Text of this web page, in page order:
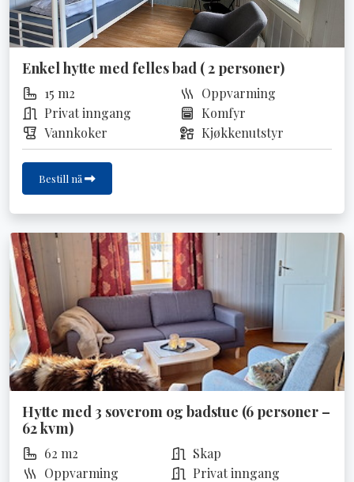
Enkel hytte med felles bad ( 2 personer)
15 m2
Oppvarming
Privat inngang
Komfyr
Vannkoker
Kjøkkenutstyr
Bestill nå
Hytte med 3 soverom og badstue (6 personer –
62 kvm)
62 m2
Skap
Oppvarming
Privat inngang